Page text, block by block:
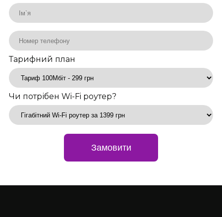
Тарифний план
Чи потрібен Wi-Fi роутер?
Замовити